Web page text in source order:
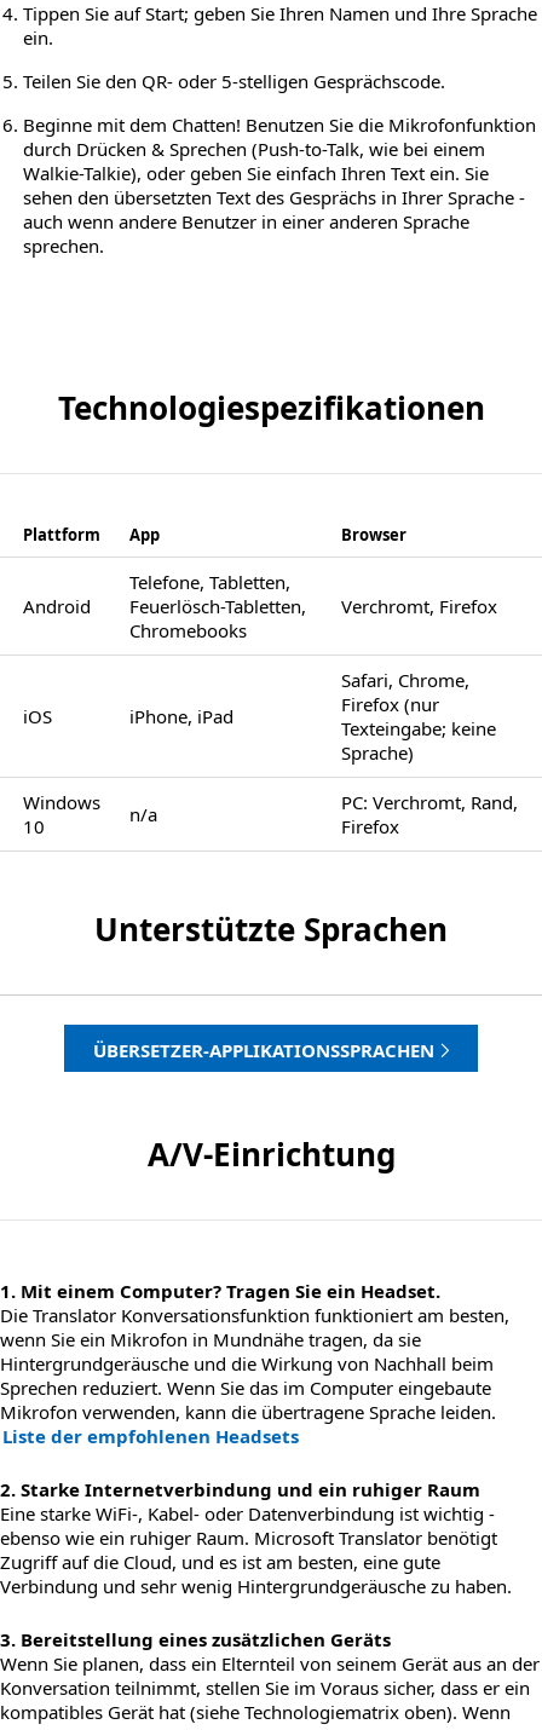
Tippen Sie auf Start; geben Sie Ihren Namen und Ihre Sprache
ein.
Teilen Sie den QR- oder 5-stelligen Gesprächscode.
Beginne mit dem Chatten! Benutzen Sie die Mikrofonfunktion
durch Drücken & Sprechen (Push-to-Talk, wie bei einem
Walkie-Talkie), oder geben Sie einfach Ihren Text ein. Sie
sehen den übersetzten Text des Gesprächs in Ihrer Sprache -
auch wenn andere Benutzer in einer anderen Sprache
sprechen.
Technologiespezifikationen
Plattform App Browser
Android
Telefone, Tabletten,
Feuerlösch-Tabletten,
Chromebooks
Verchromt, Firefox
iOS iPhone, iPad
Safari, Chrome,
Firefox (nur
Texteingabe; keine
Sprache)
Windows
10
n/a
PC: Verchromt, Rand,
Firefox
Unterstützte Sprachen
ÜBERSETZER-APPLIKATIONSSPRACHEN
A/V-Einrichtung
1. Mit einem Computer? Tragen Sie ein Headset.
Die Translator Konversationsfunktion funktioniert am besten,
wenn Sie ein Mikrofon in Mundnähe tragen, da sie
Hintergrundgeräusche und die Wirkung von Nachhall beim
Sprechen reduziert. Wenn Sie das im Computer eingebaute
Mikrofon verwenden, kann die übertragene Sprache leiden.
Liste der empfohlenen Headsets
2. Starke Internetverbindung und ein ruhiger Raum
Eine starke WiFi-, Kabel- oder Datenverbindung ist wichtig -
ebenso wie ein ruhiger Raum. Microsoft Translator benötigt
Zugriff auf die Cloud, und es ist am besten, eine gute
Verbindung und sehr wenig Hintergrundgeräusche zu haben.
3. Bereitstellung eines zusätzlichen Geräts
Wenn Sie planen, dass ein Elternteil von seinem Gerät aus an der
Konversation teilnimmt, stellen Sie im Voraus sicher, dass er ein
kompatibles Gerät hat (siehe Technologiematrix oben). Wenn